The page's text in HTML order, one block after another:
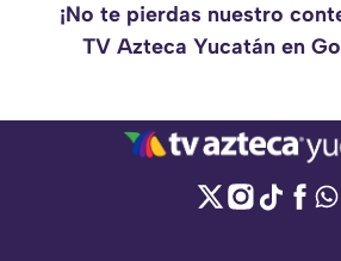
¡No te pierdas nuestro
TV Azteca Yucatán en